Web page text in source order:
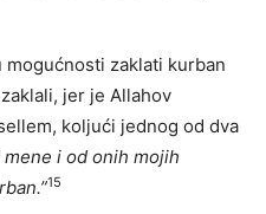
zaklati kurban
jer je Allahov
koljući jednog od dva
mene i od onih mojih
15